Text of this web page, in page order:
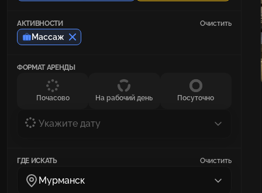
АКТИВНОСТИ Очистить
Массаж
ФОРМАТ АРЕНДЫ
Почасово На рабочий день Посуточно
Укажите дату
ГДЕ ИСКАТЬ Очистить
Мурманск